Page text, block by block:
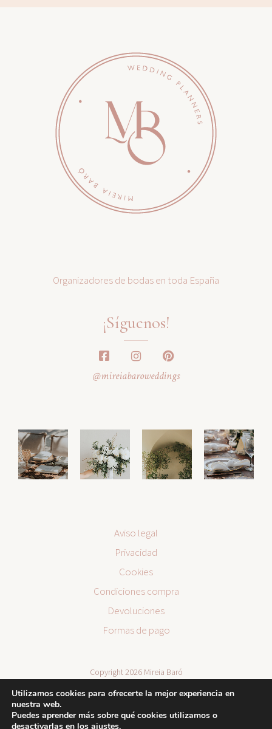
Organizadores de bodas en toda España
¡Síguenos!
@mireiabaroweddings
Aviso legal
Privacidad
Cookies
Condiciones compra
Devoluciones
Formas de pago
Copyright 2026 Mireia Baró
Utilizamos cookies para ofrecerte la mejor experiencia en
nuestra web.
Puedes aprender más sobre qué cookies utilizamos o
desactivarlas en los ajustes.